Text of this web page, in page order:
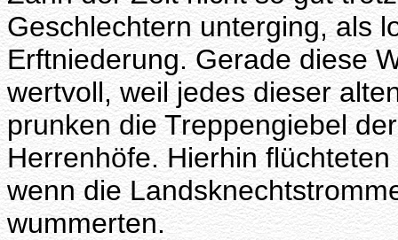
Geschlechtern unterging, als
Erftniederung. Gerade diese
wertvoll, weil jedes dieser
prunken die Treppengiebel
Herrenhöfe. Hierhin
wenn die
wummerten.